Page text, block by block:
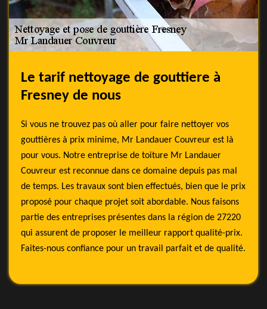
Le tarif nettoyage de gouttiere à
Fresney de nous
Si vous ne trouvez pas où aller pour faire nettoyer vos
gouttières à prix minime, Mr Landauer Couvreur est là
pour vous. Notre entreprise de toiture Mr Landauer
Couvreur est reconnue dans ce domaine depuis pas mal
de temps. Les travaux sont bien effectués, bien que le prix
proposé pour chaque projet soit abordable. Nous faisons
partie des entreprises présentes dans la région de 27220
qui assurent de proposer le meilleur rapport qualité-prix.
Faites-nous confiance pour un travail parfait et de qualité.